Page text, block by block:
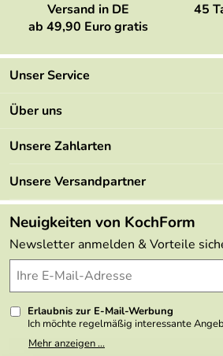
Versand in DE
ab 49,90 Euro gratis
45
Unser Service
Kontakt
Mehrwertsteuerfrei
Retourenportal
FAQs
Lieferbedingungen
Delivery Terms
Kundenlogin
Über uns
Marken
Angebote
Made in Germany
Themen
Wir über uns
Presse
Unsere Zahlarten
Unsere Versandpartner
Neuigkeiten von KochForm
Newsletter anmelden & Vorteile
Erlaubnis zur E-Mail-Werbung
Ich möchte regelmäßig interessante
Meine E-Mail-Adresse wird nicht an
weitergegeben. Zu statistischen Zwecken
Mehr anzeigen ...